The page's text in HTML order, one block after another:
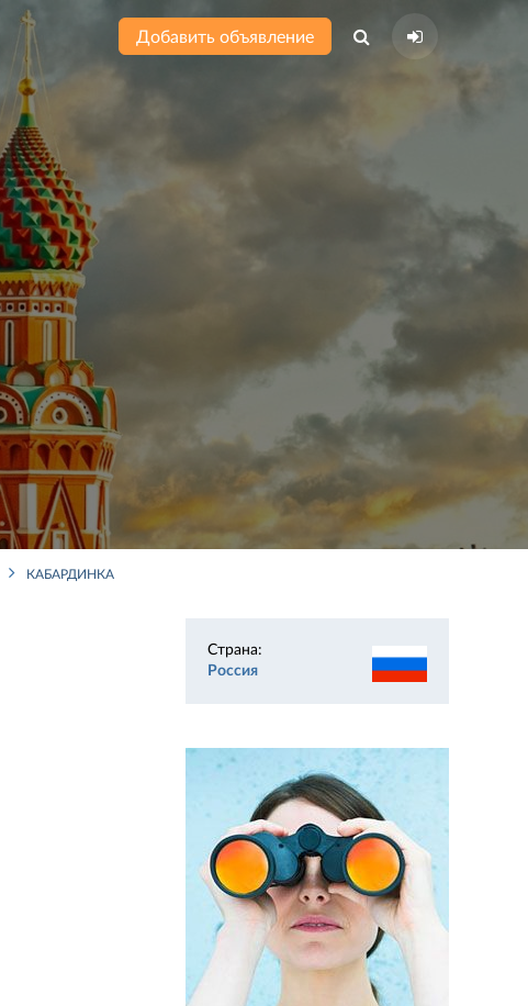
Добавить объявление
КАБАРДИНКА
Страна:
Россия